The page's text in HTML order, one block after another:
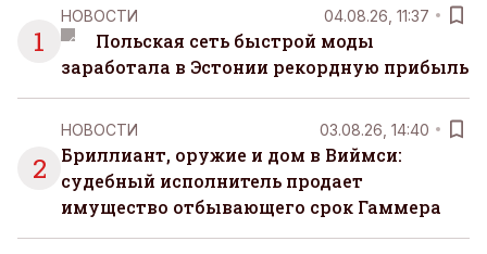
1
НОВОСТИ 04.08.26, 11:37
Польская сеть быстрой моды
заработала в Эстонии рекордную прибыль
2
НОВОСТИ 03.08.26, 14:40
Бриллиант, оружие и дом в Виймси:
судебный исполнитель продает
имущество отбывающего срок Гаммера